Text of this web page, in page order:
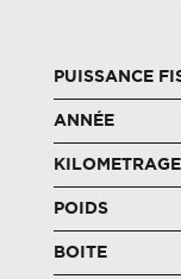
PUISSANCE
ANNÉE
KILOMETRAGE
POIDS
BOITE